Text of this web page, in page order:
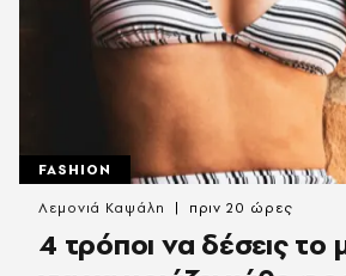
FASHION
4 τρόποι να δέσεις το
Λεμονιά Καψάλη πριν 20 ώρες